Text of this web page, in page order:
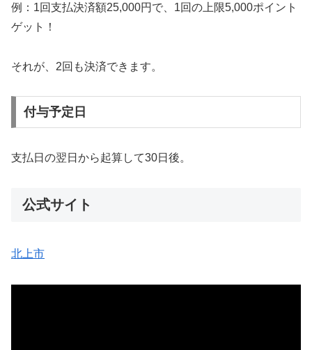
例：1回支払決済額25,000円で、1回の上限5,000ポイント
ゲット！
それが、2回も決済できます。
付与予定日
支払日の翌日から起算して30日後。
公式サイト
北上市